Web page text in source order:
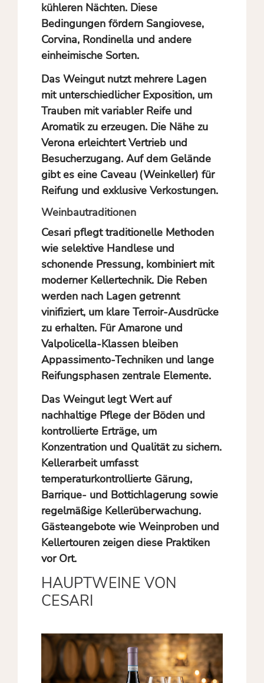
kühleren Nächten. Diese
Bedingungen fördern Sangiovese,
Corvina, Rondinella und andere
einheimische Sorten.
Das Weingut nutzt mehrere Lagen
mit unterschiedlicher Exposition, um
Trauben mit variabler Reife und
Aromatik zu erzeugen. Die Nähe zu
Verona erleichtert Vertrieb und
Besucherzugang. Auf dem Gelände
gibt es eine Caveau (Weinkeller) für
Reifung und exklusive Verkostungen.
Weinbautraditionen
Cesari pflegt traditionelle Methoden
wie selektive Handlese und
schonende Pressung, kombiniert mit
moderner Kellertechnik. Die Reben
werden nach Lagen getrennt
vinifiziert, um klare Terroir-Ausdrücke
zu erhalten. Für Amarone und
Valpolicella-Klassen bleiben
Appassimento-Techniken und lange
Reifungsphasen zentrale Elemente.
Das Weingut legt Wert auf
nachhaltige Pflege der Böden und
kontrollierte Erträge, um
Konzentration und Qualität zu sichern.
Kellerarbeit umfasst
temperaturkontrollierte Gärung,
Barrique- und Bottichlagerung sowie
regelmäßige Kellerüberwachung.
Gästeangebote wie Weinproben und
Kellertouren zeigen diese Praktiken
vor Ort.
HAUPTWEINE VON
CESARI